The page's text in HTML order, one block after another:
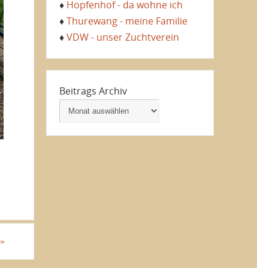
»
♦ Hopfenhof - da wohne ich
♦Thurewang - meine Familie
♦VDW - unser Zuchtverein
Beitrags Archiv